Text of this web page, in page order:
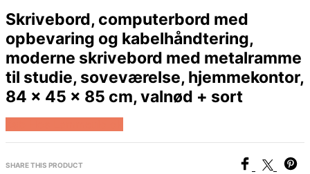
Skrivebord, computerbord med
opbevaring og kabelhåndtering,
moderne skrivebord med metalramme
til studie, soveværelse, hjemmekontor,
84 x 45 x 85 cm, valnød + sort
SHARE THIS PRODUCT